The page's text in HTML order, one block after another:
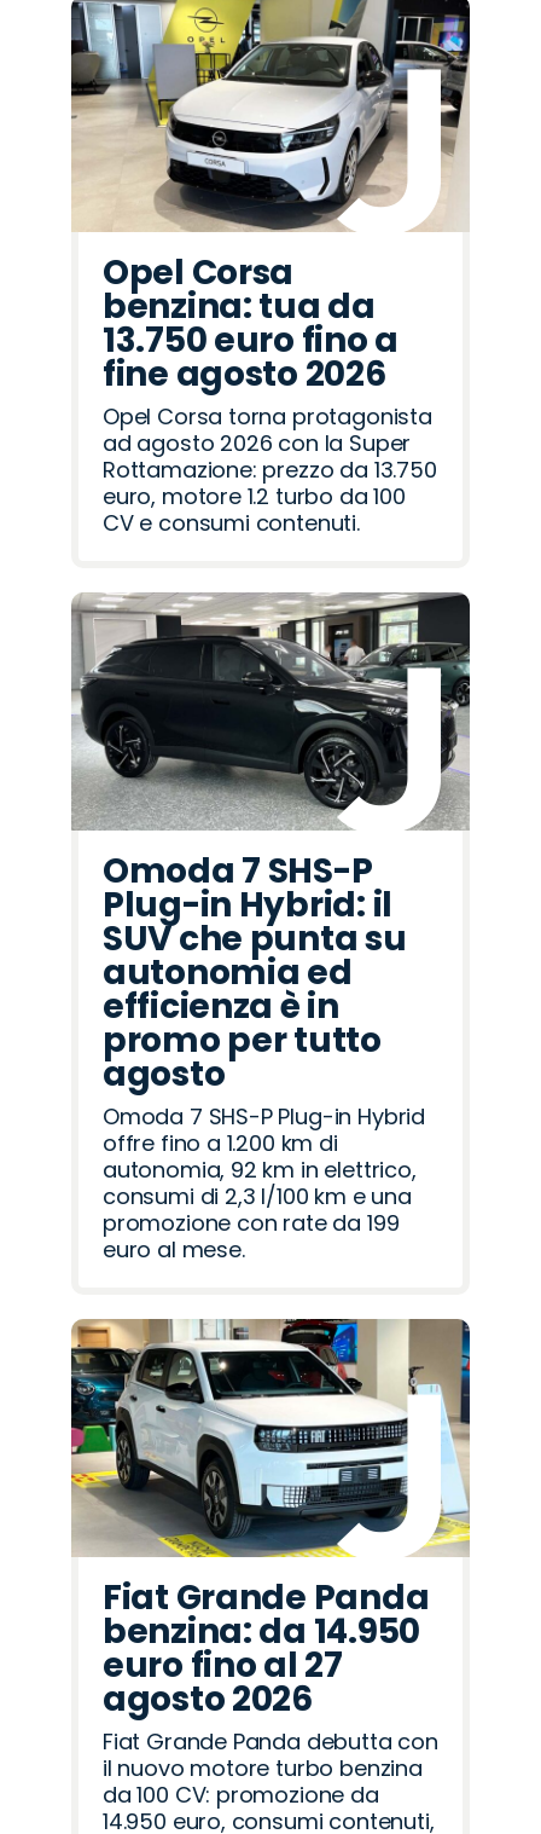
Opel Corsa
benzina: tua da
13.750 euro fino a
fine agosto 2026
Opel Corsa torna protagonista
ad agosto 2026 con la Super
Rottamazione: prezzo da 13.750
euro, motore 1.2 turbo da 100
CV e consumi contenuti.
Omoda 7 SHS-P
Plug-in Hybrid: il
SUV che punta su
autonomia ed
efficienza è in
promo per tutto
agosto
Omoda 7 SHS-P Plug-in Hybrid
offre fino a 1.200 km di
autonomia, 92 km in elettrico,
consumi di 2,3 l/100 km e una
promozione con rate da 199
euro al mese.
Fiat Grande Panda
benzina: da 14.950
euro fino al 27
agosto 2026
Fiat Grande Panda debutta con
il nuovo motore turbo benzina
da 100 CV: promozione da
14.950 euro, consumi contenuti,